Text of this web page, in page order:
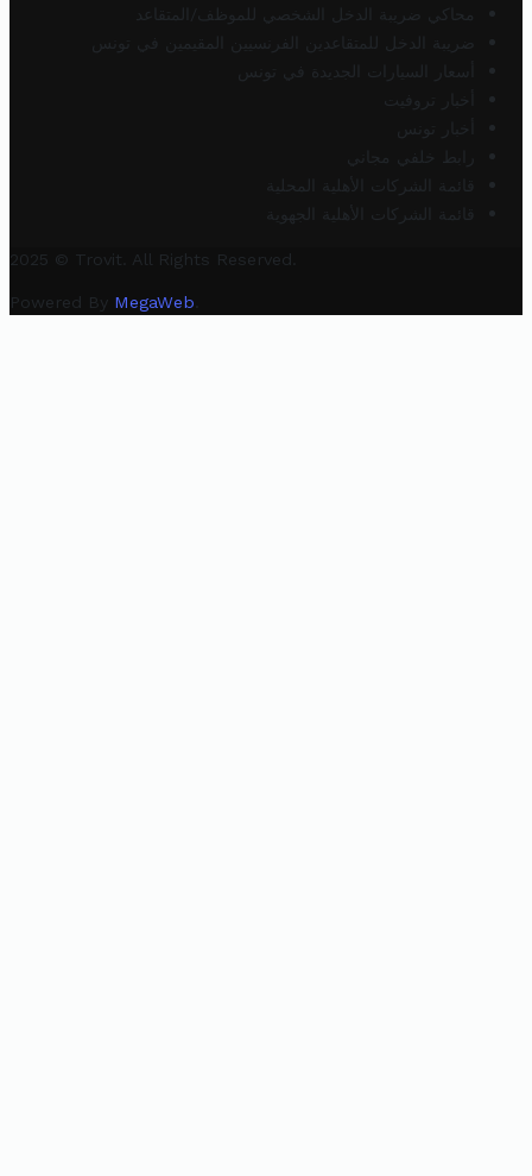
محاكي ضريبة الدخل الشخصي للموظف/المتقاعد
ضريبة الدخل للمتقاعدين الفرنسيين المقيمين في تونس
أسعار السيارات الجديدة في تونس
أخبار تروفيت
أخبار تونس
رابط خلفي مجاني
قائمة الشركات الأهلية المحلية
قائمة الشركات الأهلية الجهوية
2025 © Trovit. All Rights Reserved.
Powered By MegaWeb